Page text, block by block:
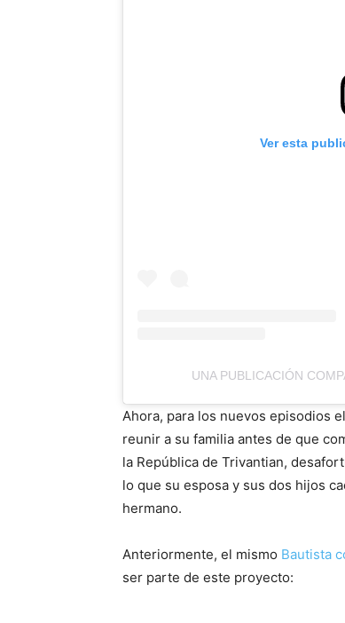
Ver esta
UNA PUBLICACIÓN
Ahora, para los nuevos episodios
reunir a su familia antes de que
la República de Trivantian,
lo que su esposa y sus dos hijos
hermano.
Anteriormente, el mismo Bautista
ser parte de este proyecto: